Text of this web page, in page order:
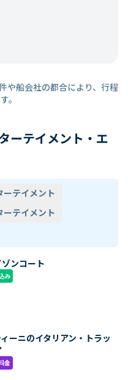
や船会社の都合により、行程
。
ーテイメント・エ
ーテイメント
ーテイメント
ンコート
み
ーニのイタリアン・トラッ
金